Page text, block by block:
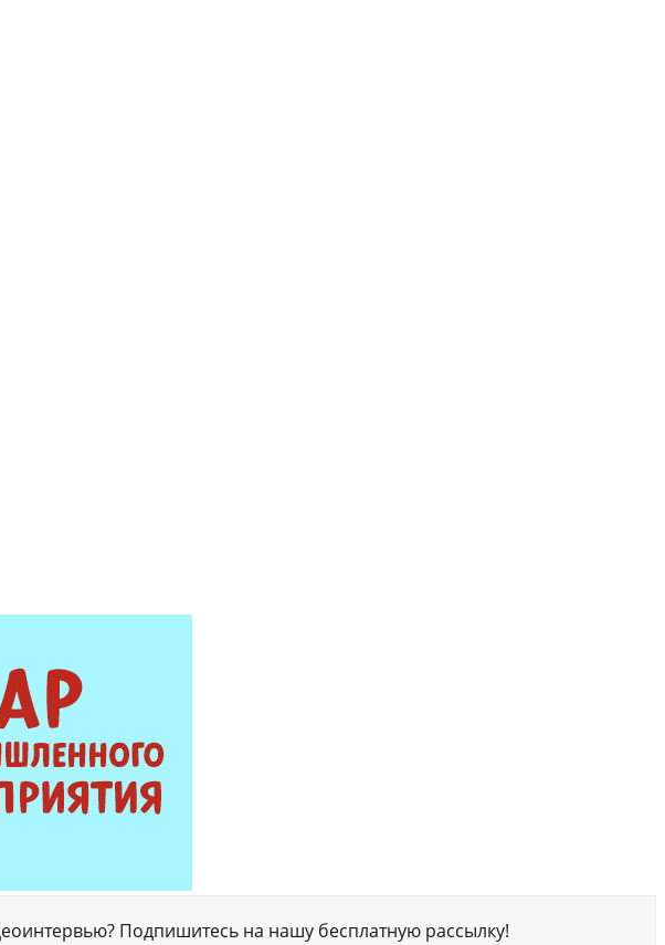
Подпишитесь на нашу бесплатную рассылку!